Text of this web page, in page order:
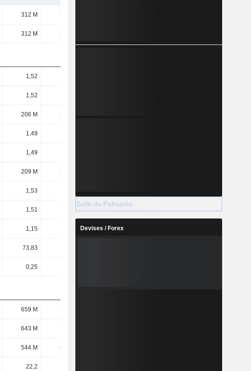
312 M 389 M
312 M 389 M
1,52
1,52
206 M 206 M
1,49
1,49
209 M 209 M
1,53
1,51 1,67 1,83 2,09
1,15 1,27
73,83
0,25
659 M 757 M
643 M 740 M
544 M 627 M
22,2
Suite du Palmarès
Devises / Forex